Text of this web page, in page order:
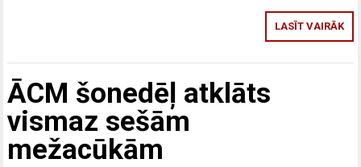
LASĪT VAIRĀK
ĀCM šonedēļ atklāts
vismaz sešām
mežacūkām